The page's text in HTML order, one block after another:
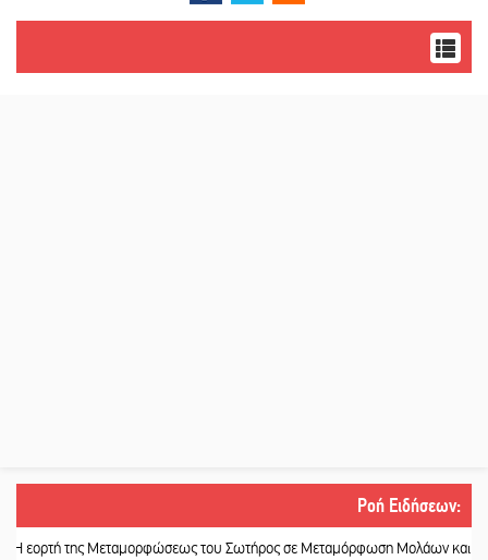
Ροή Ειδήσεων:
Μεταμορφώσεως του Σωτήρος σε Μεταμόρφωση Μολάων και Ανθοχώρι